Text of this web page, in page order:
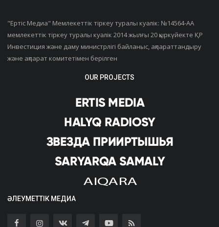
"Ертiс Медиа" Мемлекеттік тіркеу туралы куәлік: №14564-АА
мемлекеттік тіркеу туралы куәлік 2014 жылғы 20 қыркүйекте ҚР
Инвестиция және даму министрлігі байланыс, ақпараттандыру
және ақпарат комитетімен берілген
OUR PROJECTS
ӘЛЕУМЕТТІК МЕДИА